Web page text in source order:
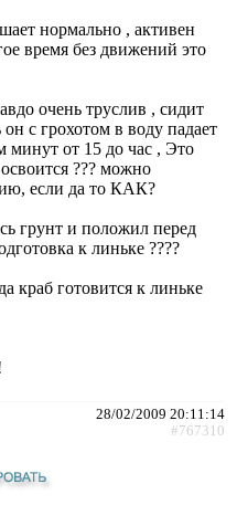
нормально , активен
время без движений это
очень труслив , сидит
с грохотом в воду падает
минут от 15 до час , Это
??? можно
если да то КАК?
грунт и положил перед
к линьке ????
краб готовится к линьке
28/02/2009 20:11:14
#767310